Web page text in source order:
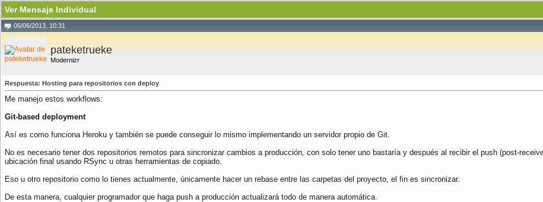
Ver Mensaje Individual
06/06/2013, 10:31
pateketrueke
Modernizr
Respuesta: Hosting para repositorios con deploy
Me manejo estos workflows:
Git-based deployment
Así es como funciona Heroku y también se puede conseguir lo mismo implementando un servidor propio de Git.
No es necesario tener dos repositorios remotos para sincronizar cambios a producción, con solo tener uno bastaría y después al recibir el push (post-
ubicación final usando RSync u otras herramientas de copiado.
Eso u otro repositorio como lo tienes actualmente, únicamente hacer un rebase entre las carpetas del proyecto, el fin es sincronizar.
De esta manera, cualquier programador que haga push a producción actualizará todo de manera automática.